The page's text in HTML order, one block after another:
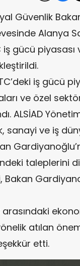
Güvenlik
Alanya
iş gücü
iş gücü
ve özel
ALSİAD
sanayi ve iş
taleplerini
Bakan
arasındaki
atılan
etti.